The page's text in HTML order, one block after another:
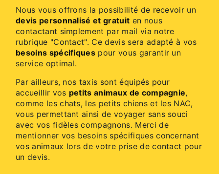
Nous vous offrons la possibilité de recevoir un
devis personnalisé et gratuit en nous
contactant simplement par mail via notre
rubrique "Contact". Ce devis sera adapté à vos
besoins spécifiques pour vous garantir un
service optimal.
Par ailleurs, nos taxis sont équipés pour
accueillir vos petits animaux de compagnie,
comme les chats, les petits chiens et les NAC,
vous permettant ainsi de voyager sans souci
avec vos fidèles compagnons. Merci de
mentionner vos besoins spécifiques concernant
vos animaux lors de votre prise de contact pour
un devis.